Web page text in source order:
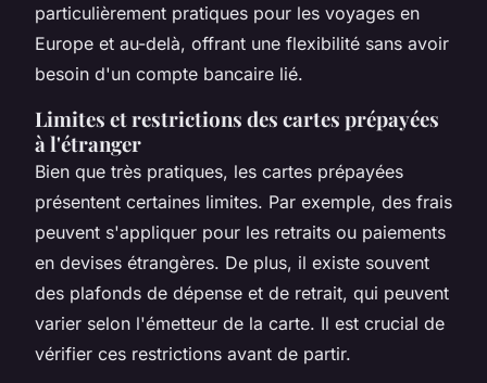
particulièrement pratiques pour les voyages en
Europe et au-delà, offrant une flexibilité sans avoir
besoin d'un compte bancaire lié.
Limites et restrictions des cartes prépayées
à l'étranger
Bien que très pratiques, les cartes prépayées
présentent certaines limites. Par exemple, des frais
peuvent s'appliquer pour les retraits ou paiements
en devises étrangères. De plus, il existe souvent
des plafonds de dépense et de retrait, qui peuvent
varier selon l'émetteur de la carte. Il est crucial de
vérifier ces restrictions avant de partir.